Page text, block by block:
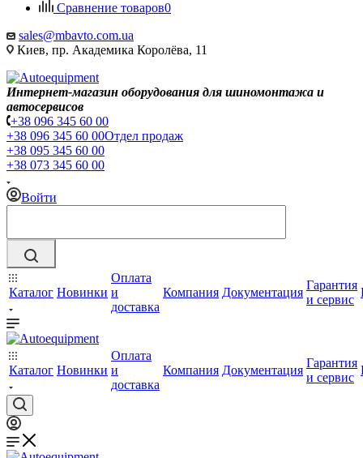
Сравнение товаров0
sales@mbavto.com.ua
Киев, пр. Академика Королёва, 11
Интернет-магазин оборудования для шиномонтажа и
автосервисов
+38 096 345 60 00
+38 096 345 60 00Отдел продаж
+38 095 345 60 00
+38 073 345 60 00
Войти
Каталог Новинки
Оплата
и
доставка
Компания Документация
Гарантия
и сервис
Каталог Новинки
Оплата
и
доставка
Компания Документация
Гарантия
и сервис